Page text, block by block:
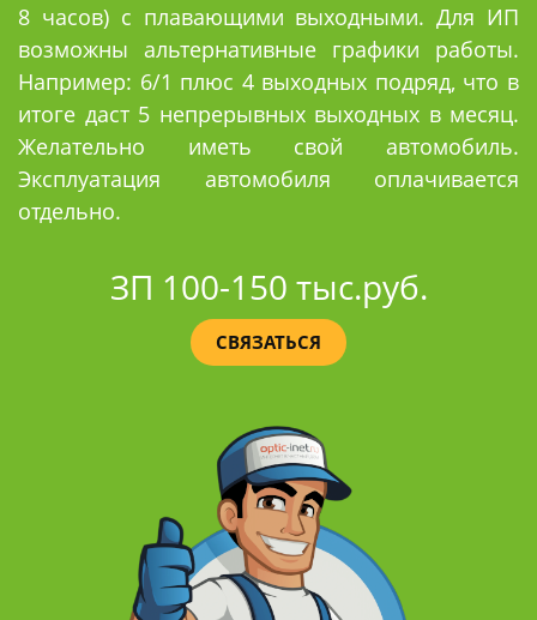
8 часов) с плавающими выходными. Для ИП
возможны альтернативные графики работы.
Например: 6/1 плюс 4 выходных подряд, что в
итоге даст 5 непрерывных выходных в месяц.
Желательно иметь свой автомобиль.
Эксплуатация автомобиля оплачивается
отдельно.
ЗП 100-150 тыс.руб.
СВЯЗАТЬСЯ